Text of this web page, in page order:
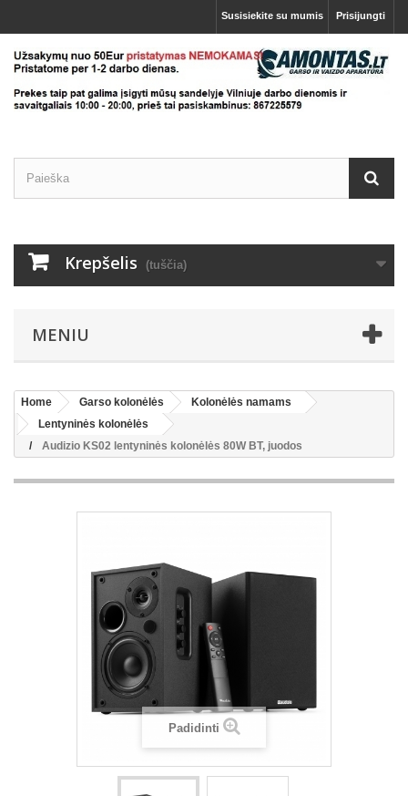
Prisijungti
Susisiekite su mumis
Krepšelis (tuščia)
MENIU
Home Garso kolonėlės
Kolonėlės namams
Lentyninės kolonėlės
Audizio KS02 lentyninės kolonėlės 80W BT, juodos
Padidinti